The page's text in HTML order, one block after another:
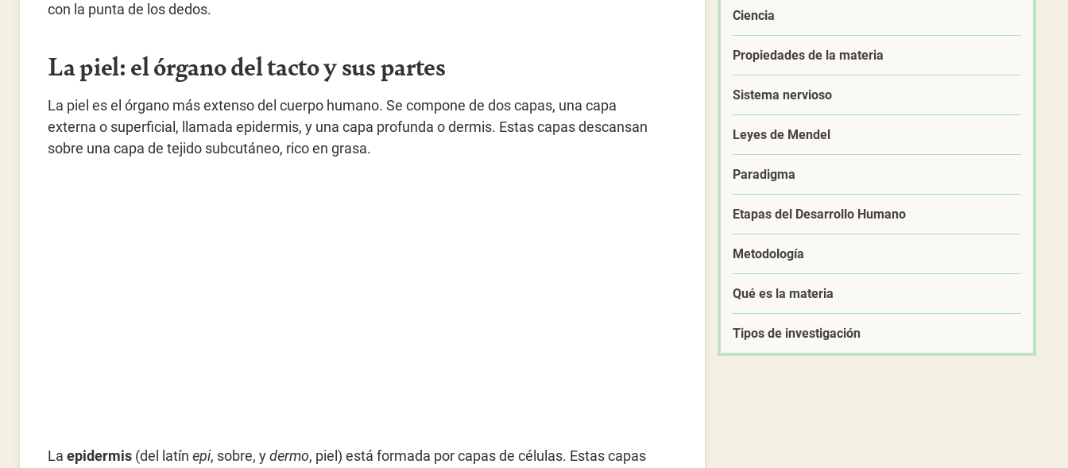
con la punta de los dedos.
La piel: el órgano del tacto y sus partes
La piel es el órgano más extenso del cuerpo humano. Se compone de dos capas, una capa
externa o superficial, llamada epidermis, y una capa profunda o dermis. Estas capas descansan
sobre una capa de tejido subcutáneo, rico en grasa.
La epidermis (del latín epi, sobre, ydermo, piel) está formada por capas de células. Estas capas
Ciencia
Propiedades de la materia
Sistema nervioso
Leyes de Mendel
Paradigma
Etapas del Desarrollo Humano
Metodología
Qué es la materia
Tipos de investigación